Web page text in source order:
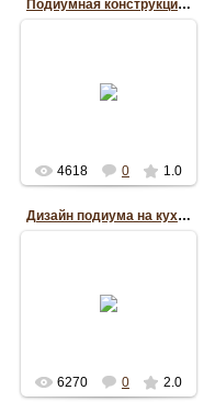
Подиумная конструкция на кухне
4618 0 1.0
Дизайн подиума на кухне
6270 0 2.0